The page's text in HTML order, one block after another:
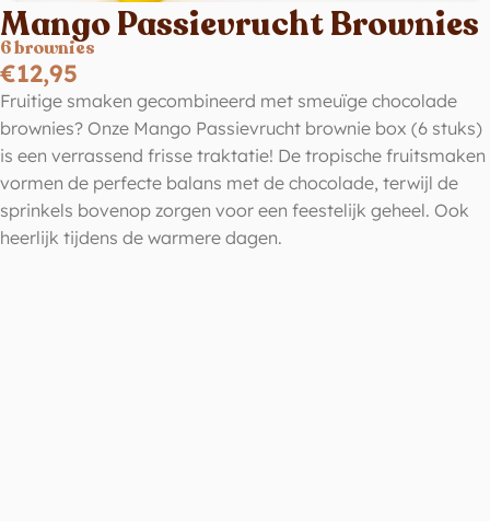
Mango Passievrucht Brownies
6 brownies
€12,95
Fruitige smaken gecombineerd met smeuïge chocolade
brownies? Onze Mango Passievrucht brownie box (6 stuks)
is een verrassend frisse traktatie! De tropische fruitsmaken
vormen de perfecte balans met de chocolade, terwijl de
sprinkels bovenop zorgen voor een feestelijk geheel. Ook
heerlijk tijdens de warmere dagen.